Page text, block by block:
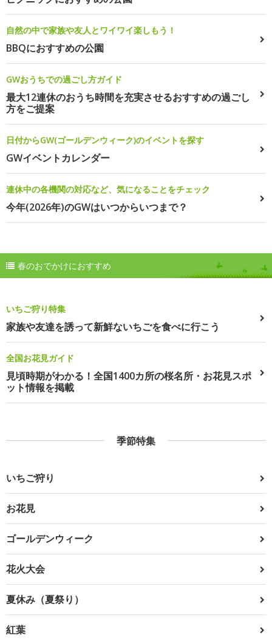
自然の中で家族や友人とワイワイ楽しもう！
BBQにおすすめの公園
GWおうちでの過ごし方ガイド
最大12連休のおうち時間を充実させるおすすめの過ごし
方をご提案
日付からGW(ゴールデンウィーク)のイベントを探す
GWイベントカレンダー
連休中の各機関の対応など、気になることをチェック
今年(2026年)のGWはいつからいつまで？
春のおでかけにおすすめ
いちご狩り特集
家族や友達を誘って新鮮ないちごを食べに行こう
全国お花見ガイド
見頃時期がわかる！全国1400カ所の桜名所・お花見スポ
ット情報を掲載
季節特集
いちご狩り
お花見
ゴールデンウィーク
花火大会
夏休み（夏祭り）
紅葉